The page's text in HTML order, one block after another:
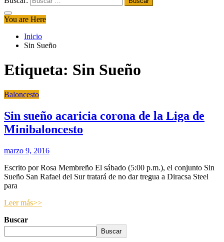
You are Here
Inicio
Sin Sueño
Etiqueta: Sin Sueño
Baloncesto
Sin sueño acaricia corona de la Liga de
Minibaloncesto
marzo 9, 2016
Escrito por Rosa Membreño El sábado (5:00 p.m.), el conjunto Sin
Sueño San Rafael del Sur tratará de no dar tregua a Diracsa Steel
para
Leer más>>
Buscar
Buscar